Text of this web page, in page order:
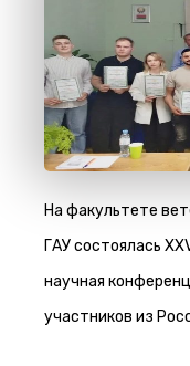
На факультете
ГАУ состоялась
научная
участников из